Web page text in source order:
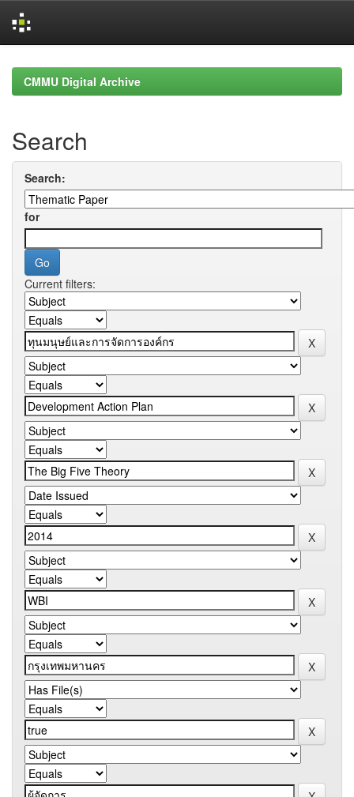
navigationCMMU Digital Archive
Search
Search:
for
Current filters: